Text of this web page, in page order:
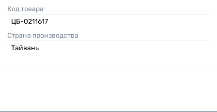
Код товара
ЦБ-0211617
Страна производства
Тайвань